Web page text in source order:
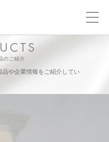
のご紹介
や企業情報をご紹介してい